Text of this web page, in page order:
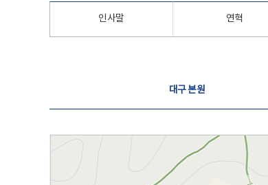
인사말 연혁
대구 본원